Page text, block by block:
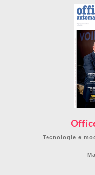
Tecnologie e